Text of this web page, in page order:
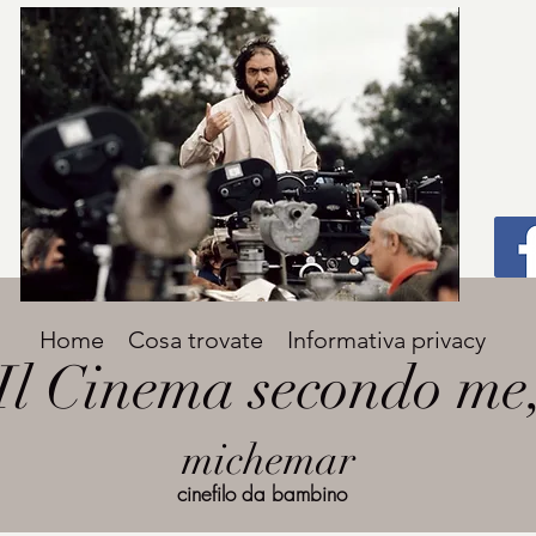
Titolo
grande
Avenir Light una delle font preferite dai
designer. Facile da leggere, viene
utilizzata per titoli e paragrafi.
Cinema secondo
michemar
Home Cosa trovate Informativa privacy
cinefilo da bambino